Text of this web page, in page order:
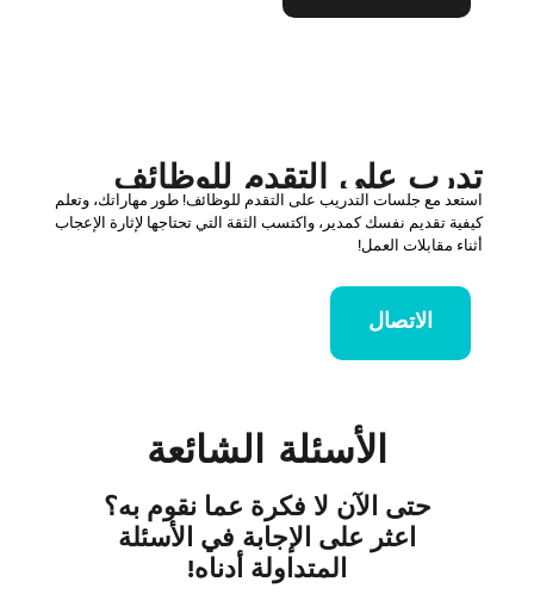
تدرب على التقدم للوظائف
استعد مع جلسات التدريب على التقدم للوظائف! طور مهاراتك، وتعلم
كيفية تقديم نفسك كمدير، واكتسب الثقة التي تحتاجها لإثارة الإعجاب
أثناء مقابلات العمل!
الاتصال
الأسئلة الشائعة
حتى الآن لا فكرة عما نقوم به؟
اعثر على الإجابة في الأسئلة
المتداولة أدناه!